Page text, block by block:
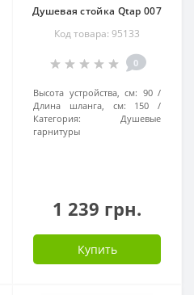
Душевая стойка Qtap 007
Код товара: 95133
0
Высота устройства, см: 90
Длина шланга, см:
150
Категория:
Душевые
гарнитуры
1 239 грн.
Купить